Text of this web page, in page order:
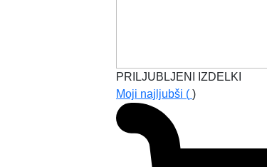
PRILJUBLJENI IZDELKI
Moji najljubši ( )